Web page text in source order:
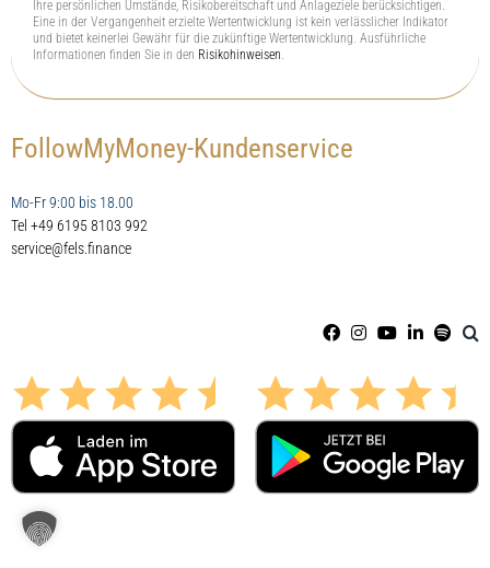
Ihre persönlichen Umstände, Risikobereitschaft und Anlageziele berücksichtigen.
Eine in der Vergangenheit erzielte Wertentwicklung ist kein verlässlicher Indikator
und bietet keinerlei Gewähr für die zukünftige Wertentwicklung. Ausführliche
Informationen finden Sie in den Risikohinweisen
FollowMyMoney-Kundenservice
Mo-Fr 9:00 bis 18.00
Tel +49 6195 8103 992
service@fels.finance